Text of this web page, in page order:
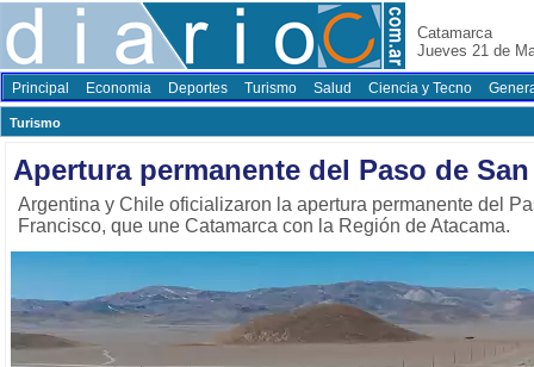
Catamarca
Jueves 21 de
Principal Economia Deportes Turismo Salud Ciencia y Tecno
Turismo
Apertura permanente del Paso de
Argentina y Chile oficializaron la apertura permanente del
Francisco, que une Catamarca con la Región de Atacama.